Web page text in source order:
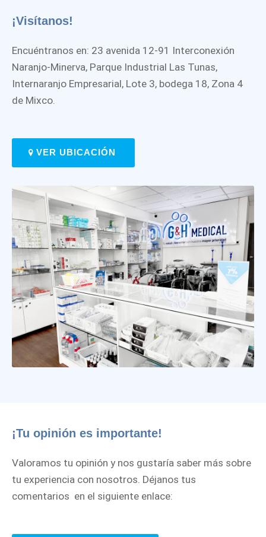
¡Visítanos!
Encuéntranos en: 23 avenida 12-91 Interconexión
Naranjo-Minerva, Parque Industrial Las Tunas,
Internaranjo Empresarial, Lote 3, bodega 18, Zona 4
de Mixco.
VER UBICACIÓN
¡Tu opinión es importante!
Valoramos tu opinión y nos gustaría saber más sobre
tu experiencia con nosotros. Déjanos tus
comentarios en el siguiente enlace: